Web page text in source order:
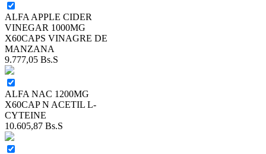
ALFA APPLE CIDER
VINEGAR 1000MG
X60CAPS VINAGRE DE
MANZANA
9.777,05 Bs.S
ALFA NAC 1200MG
X60CAP N ACETIL L-
CYTEINE
10.605,87 Bs.S